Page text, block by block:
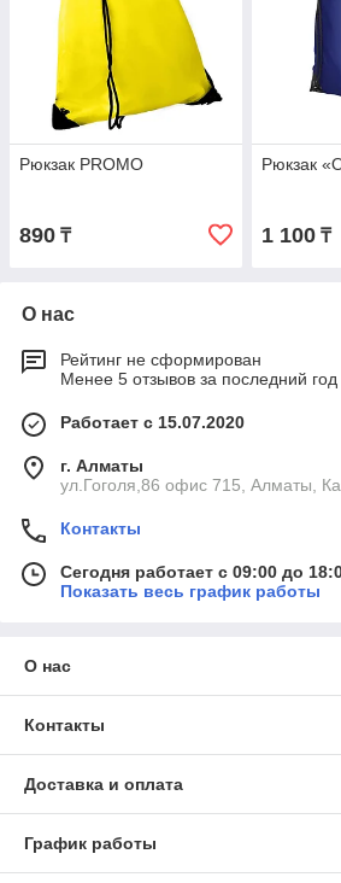
Рюкзак PROMO
890 ₸
Рюкзак
1 100₸
О нас
Рейтинг не сформирован
Менее 5 отзывов за последний год
Работает с 15.07.2020
г. Алматы
ул.Гоголя,86 офис 715, Алматы,
Контакты
Сегодня работает с 09:00 до
Показать весь график работы
О нас
Контакты
Доставка и оплата
График работы